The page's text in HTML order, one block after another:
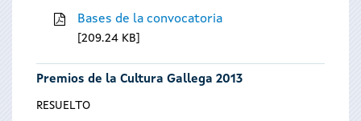
Bases de la convocatoria
209.24 KB
Premios de la Cultura Gallega 2013
RESUELTO